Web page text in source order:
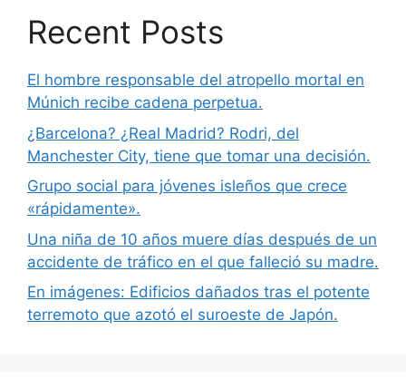
Recent Posts
El hombre responsable del atropello mortal en
Múnich recibe cadena perpetua.
¿Barcelona? ¿Real Madrid? Rodri, del
Manchester City, tiene que tomar una decisión.
Grupo social para jóvenes isleños que crece
«rápidamente».
Una niña de 10 años muere días después de un
accidente de tráfico en el que falleció su madre.
En imágenes: Edificios dañados tras el potente
terremoto que azotó el suroeste de Japón.